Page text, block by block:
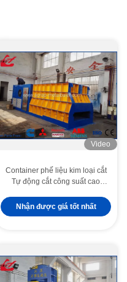
Video
Container phế liệu kim loại cắt
Tự động cắt công suất cao
Nhận được giá tốt nhất